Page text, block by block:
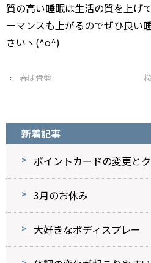
質の高い睡眠は生活の質を上げ
ーマンスも上がるのでぜひ良い
さいヽ(^o^)
‹ 春は骨盤
新着記事
ポイントカードの変更と
3月のお休み
大好きなボディスプレー